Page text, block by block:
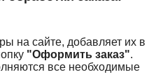
на сайте, добавляет их в
"Оформить заказ".
все необходимые